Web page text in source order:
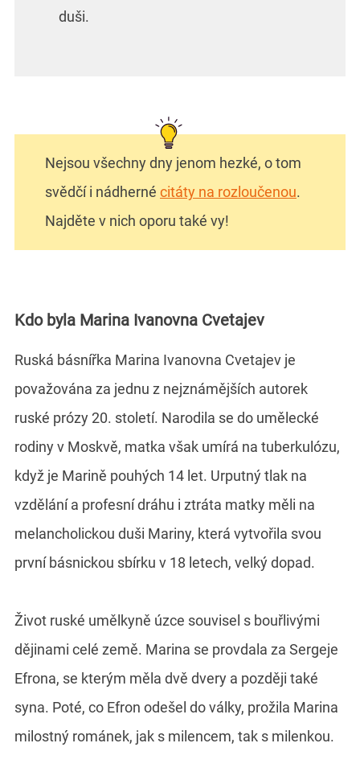
duši.
Nejsou všechny dny jenom hezké, o tom
svědčí i nádherné citáty na rozloučenou.
Najděte v nich oporu také vy!
Kdo byla Marina Ivanovna Cvetajev
Ruská básnířka Marina Ivanovna Cvetajev je
považována za jednu z nejznámějších autorek
ruské prózy 20. století. Narodila se do umělecké
rodiny v Moskvě, matka však umírá na tuberkulózu,
když je Marině pouhých 14 let. Urputný tlak na
vzdělání a profesní dráhu i ztráta matky měli na
melancholickou duši Mariny, která vytvořila svou
první básnickou sbírku v 18 letech, velký dopad.
Život ruské umělkyně úzce souvisel s bouřlivými
dějinami celé země. Marina se provdala za Sergeje
Efrona, se kterým měla dvě dvery a později také
syna. Poté, co Efron odešel do války, prožila Marina
milostný románek, jak s milencem, tak s milenkou.